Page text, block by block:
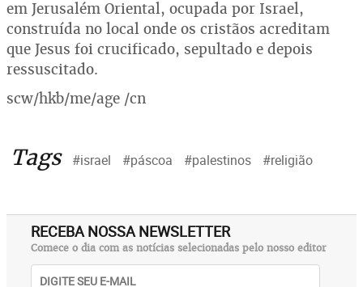
em Jerusalém Oriental, ocupada por Israel,
construída no local onde os cristãos acreditam
que Jesus foi crucificado, sepultado e depois
ressuscitado.
scw/hkb/me/age /cn
Tags #israel #páscoa #palestinos #religião
RECEBA NOSSA NEWSLETTER
Comece o dia com as notícias selecionadas pelo nosso editor